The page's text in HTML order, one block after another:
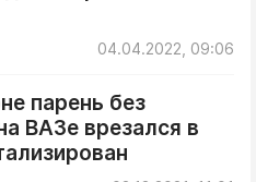
04.04.2022, 09:06
парень без
ВАЗе врезался в